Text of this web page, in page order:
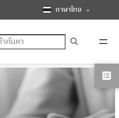
ภาษาไทย